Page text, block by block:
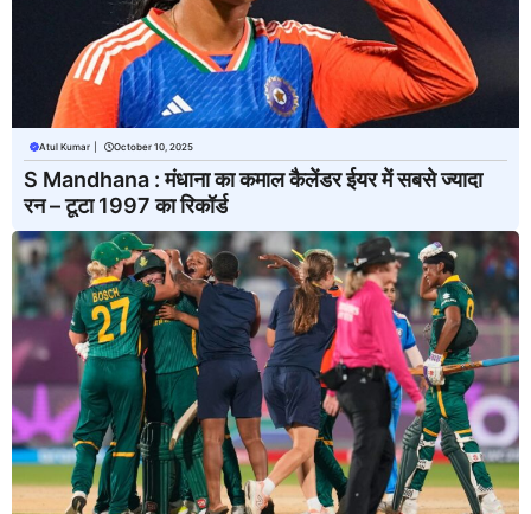
Atul Kumar October 10, 2025
S Mandhana : मंधाना का कमाल कैलेंडर ईयर में सबसे ज्यादा
रन – टूटा 1997 का रिकॉर्ड